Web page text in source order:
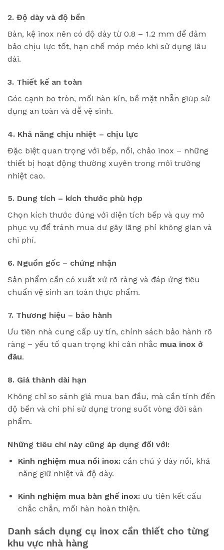
2. Độ dày và độ bền
Bàn, kệ inox nên có độ dày từ 0.8 – 1.2 mm để đảm
bảo chịu lực tốt, hạn chế móp méo khi sử dụng lâu
dài.
3. Thiết kế an toàn
Góc cạnh bo tròn, mối hàn kín, bề mặt nhẵn giúp sử
dụng an toàn và dễ vệ sinh.
4. Khả năng chịu nhiệt – chịu lực
Đặc biệt quan trọng với bếp, nồi, chảo inox – những
thiết bị hoạt động thường xuyên trong môi trường
nhiệt cao.
5. Dung tích – kích thước phù hợp
Chọn kích thước đúng với diện tích bếp và quy mô
phục vụ để tránh mua dư gây lãng phí không gian và
chi phí.
6. Nguồn gốc – chứng nhận
Sản phẩm cần có xuất xứ rõ ràng và đáp ứng tiêu
chuẩn vệ sinh an toàn thực phẩm.
7. Thương hiệu – bảo hành
Ưu tiên nhà cung cấp uy tín, chính sách bảo hành rõ
ràng – yếu tố quan trọng khi cân nhắc mua inox ở
đâu.
8. Giá thành dài hạn
Không chỉ so sánh giá mua ban đầu, mà cần tính đến
độ bền và chi phí sử dụng trong suốt vòng đời sản
phẩm.
Những tiêu chí này cũng áp dụng đối với:
Kinh nghiệm mua nồi inox: cần chú ý đáy nồi, khả
năng giữ nhiệt và độ dày.
Kinh nghiệm mua bàn ghế inox:ưu tiên kết cấu
chắc chắn, mối hàn hoàn thiện.
Danh sách dụng cụ inox cần thiết cho từng
khu vực nhà hàng